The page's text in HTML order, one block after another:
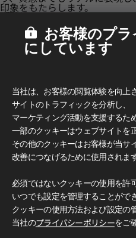
印象をもたらします。
多彩なデザインとカラー
豊富なカラーと柄で、無限の
けます。 クラシックな木目柄
感のあふれるアクセントカラ
お客様のプ
にしています
当社は、お客様の閲覧体験を向上さ
サイトのトラフィックを分析し、
マーケティング活動を支援するた
一部のクッキーはウェブサイトを
その他のクッキーはお客様が当サ
改善につなげるために使用されます
必須ではないクッキーの使用を許
いつでも設定を管理することができ
クッキーの使用方法および設定の
当社のプライバシーポリシーをご